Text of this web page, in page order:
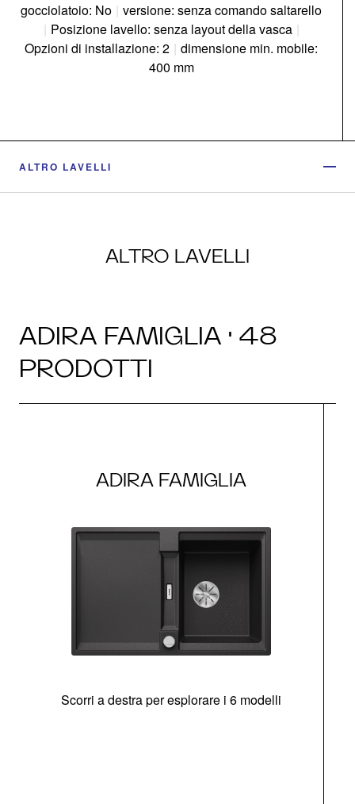
gocciolatoio: No | versione: senza comando saltarello
| Posizione lavello: senza layout della vasca |
Opzioni di installazione: 2 | dimensione min. mobile:
400 mm
ALTRO LAVELLI
ALTRO LAVELLI
ADIRA FAMIGLIA · 48
PRODOTTI
ADIRA FAMIGLIA
Scorri a destra per esplorare i 6 modelli